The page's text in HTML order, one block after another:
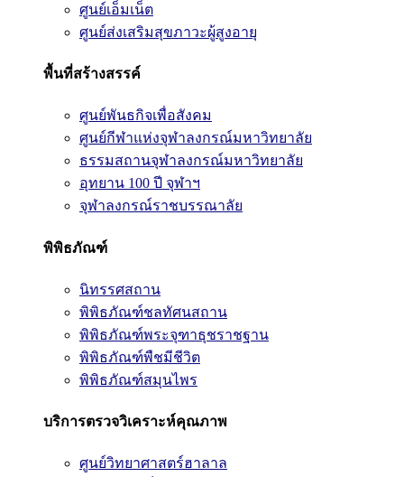
ศูนย์เอ็มเน็ต
ศูนย์ส่งเสริมสุขภาวะผู้สูงอายุ
พื้นที่สร้างสรรค์
ศูนย์พันธกิจเพื่อสังคม
ศูนย์กีฬาแห่งจุฬาลงกรณ์มหาวิทยาลัย
ธรรมสถานจุฬาลงกรณ์มหาวิทยาลัย
อุทยาน 100 ปี จุฬาฯ
จุฬาลงกรณ์ราชบรรณาลัย
พิพิธภัณฑ์
นิทรรศสถาน
พิพิธภัณฑ์ชลทัศนสถาน
พิพิธภัณฑ์พระจุฑาธุชราชฐาน
พิพิธภัณฑ์พืชมีชีวิต
พิพิธภัณฑ์สมุนไพร
บริการตรวจวิเคราะห์คุณภาพ
ศูนย์วิทยาศาสตร์ฮาลาล